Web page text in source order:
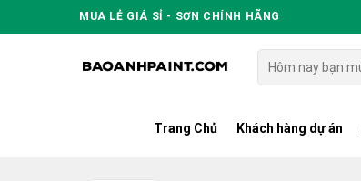
to
MUA LẺ GIÁ SỈ - SƠN CHÍNH HÃNG
Tìm
kiếm:
Trang Chủ Khách hàng dự án